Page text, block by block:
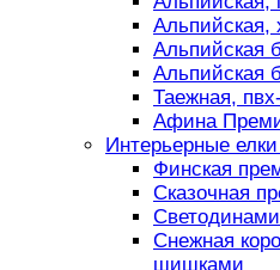
Альпийская,
Альпийская
Альпийская
Таежная,
Афина
Интерьерные
Финская
Сказочная
Снежная
шишками